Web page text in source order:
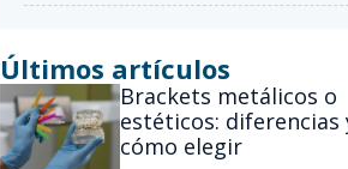
Últimos artículos
Brackets metálicos o
estéticos: diferencias
cómo elegir